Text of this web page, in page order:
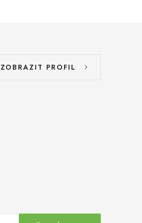
ZOBRAZIT PROFIL